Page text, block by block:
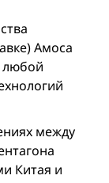
Амоса
любой
между
Китая и